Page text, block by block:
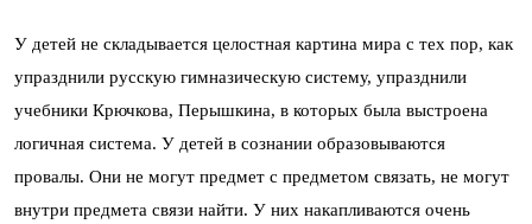
У детей не складывается целостная картина мира с тех пор, как
упразднили русскую гимназическую систему, упразднили
учебники Крючкова, Перышкина, в которых была выстроена
логичная система. У детей в сознании образовываются
провалы. Они не могут предмет с предметом связать, не могут
внутри предмета связи найти. У них накапливаются очень